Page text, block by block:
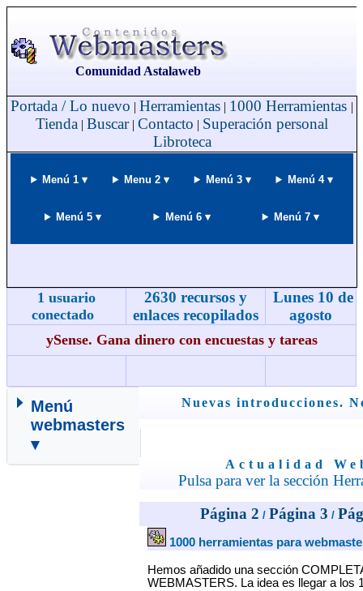
Comunidad Astalaweb
Portada / Lo nuevo | Herramientas | 1000 Herramientas |
Tienda | Buscar| Contacto | Superación personal
Libroteca
Menú 1 ▾ Menu 2 ▾ Menú 3 ▾ Menú 4 ▾
Menú 5 ▾ Menú 6 ▾ Menú 7 ▾
1 usuario
conectado
2630 recursos y
enlaces recopilados
Lunes 10 de
agosto
ySense. Gana dinero con encuestas y tareas
Menú
webmasters
▾
Nuevas introducciones.
Actualidad
Pulsa para ver la sección
Página 2 / Página 3 /
1000 herramientas para
Hemos añadido una sección
WEBMASTERS. La idea es llegar a los